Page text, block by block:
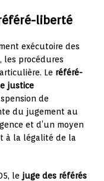
liberté
exécutoire des
les procédures
Le référé-
justice
de
du jugement au
et d’un moyen
à la légalité de la
le juge des référés